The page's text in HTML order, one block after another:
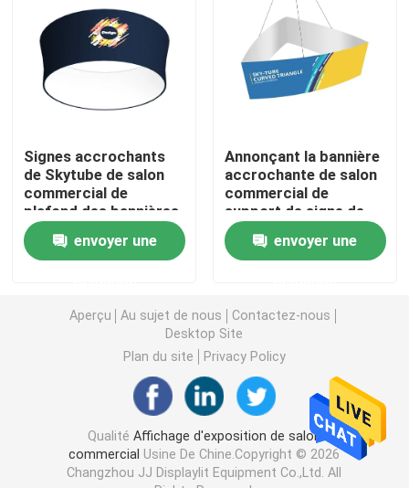
Tous les cas
Affichage d'exposition de salon commercial
Sautez l'affichage d'exposition
Trade Show Hanging Banner
Caisson lumineux de SEG
Présentoir de voûte
Personnalisé épousant des contextes
Signes accrochants
de Skytube de salon
commercial de
plafond des bannières
5ft de tissu en
aluminium de tension
envoyer une
Annonçant la bannière
accrochante de salon
commercial de
support de signe de
triangle coutume de
90 x de 30cm
envoyer une
Aperçu Au sujet de nous
Contactez-nous
Desktop Site
Plan du site
Privacy Policy
Qualité Affichage d'exposition de salon
commercial Usine De Chine.Copyright © 2026
Changzhou JJ Displaylit Equipment Co.,Ltd. All